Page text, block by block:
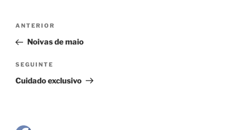
Navegação
artigos
Conteúdo
anterior
ANTERIOR
Noivas de maio
Conteúdo
seguinte
SEGUINTE
Cuidado exclusivo